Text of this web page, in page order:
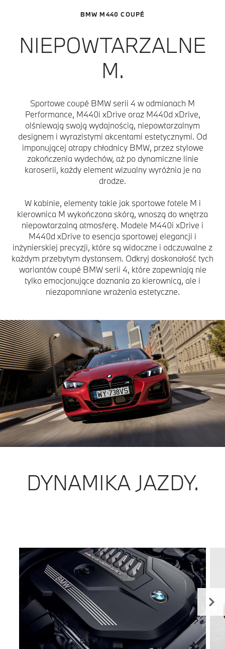
BMW M440 COUPÉ
NIEPOWTARZALNE
M.
Sportowe coupé BMW serii 4 w odmianach M
Performance, M440i xDrive oraz M440d xDrive,
olśniewają swoją wydajnością, niepowtarzalnym
designem i wyrazistymi akcentami estetycznymi. Od
imponującej atrapy chłodnicy BMW, przez stylowe
zakończenia wydechów, aż po dynamiczne linie
karoserii, każdy element wizualny wyróżnia je na
drodze.
W kabinie, elementy takie jak sportowe fotele M i
kierownica M wykończona skórą, wnoszą do wnętrza
niepowtarzalną atmosferę. Modele M440i xDrive i
M440d xDrive to esencja sportowej elegancji i
inżynierskiej precyzji, które są widoczne i odczuwalne z
każdym przebytym dystansem. Odkryj doskonałość tych
wariantów coupé BMW serii 4, które zapewniają nie
tylko emocjonujące doznania za kierownicą, ale i
niezapomniane wrażenia estetyczne.
DYNAMIKA JAZDY.